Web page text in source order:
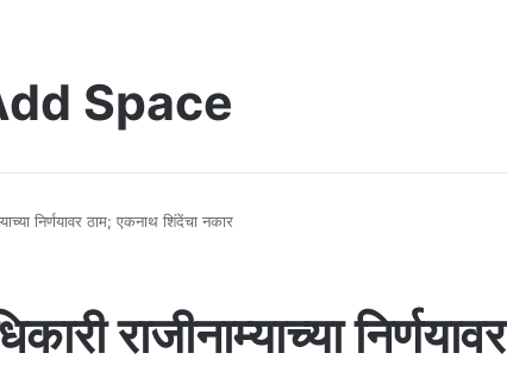
Space
निर्णयावर ठाम; एकनाथ शिंदेंचा नकार
राजीनाम्याच्या निर्णयावर